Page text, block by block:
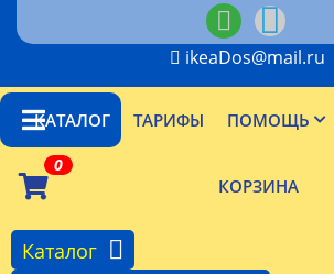
ikeaDos@mail.ru
КАТАЛОГ ТАРИФЫ ПОМОЩЬ
КОРЗИНА
0
Каталог